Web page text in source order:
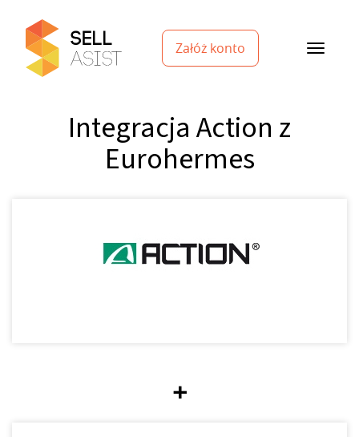
Załóż konto
Integracja Action z
Eurohermes
+